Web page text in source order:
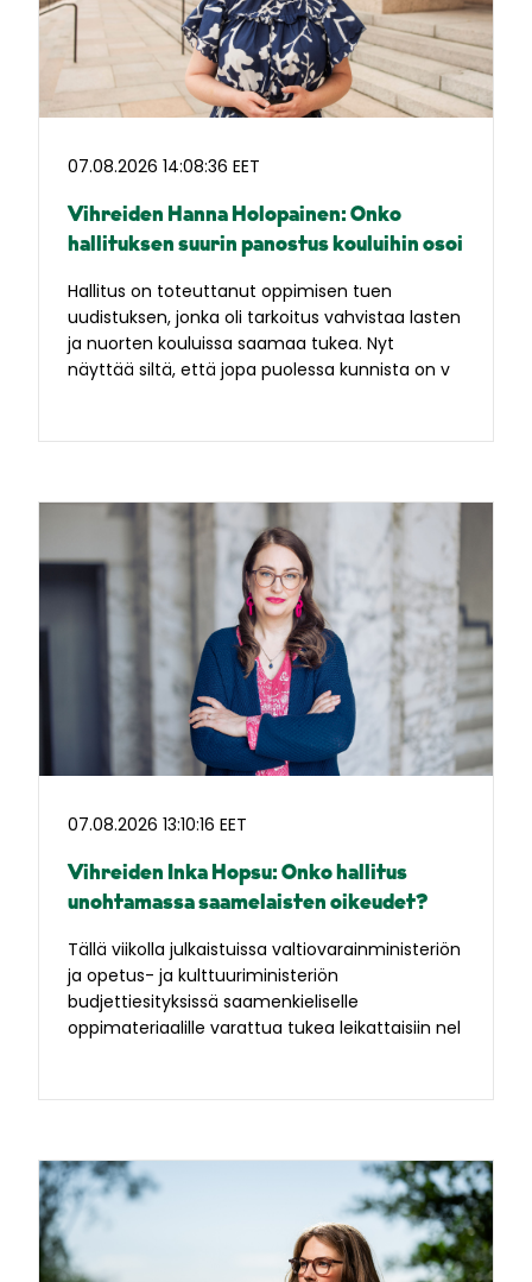
07.08.2026 14:08:36 EET
Vihreiden Hanna Holopainen: Onko
hallituksen suurin panostus kouluihin osoi
Hallitus on toteuttanut oppimisen tuen
uudistuksen, jonka oli tarkoitus vahvistaa lasten
ja nuorten kouluissa saamaa tukea. Nyt
näyttää siltä, että jopa puolessa kunnista on v
07.08.2026 13:10:16 EET
Vihreiden Inka Hopsu: Onko hallitus
unohtamassa saamelaisten oikeudet?
Tällä viikolla julkaistuissa valtiovarainministeriön
ja opetus- ja kulttuuriministeriön
budjettiesityksissä saamenkieliselle
oppimateriaalille varattua tukea leikattaisiin nel